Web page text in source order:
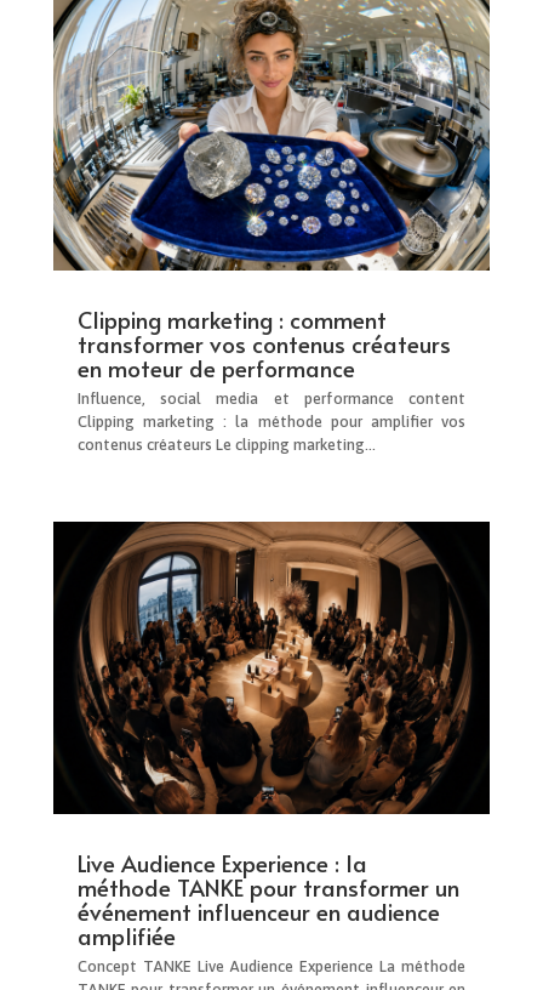
Clipping marketing : comment
transformer vos contenus créateurs
en moteur de performance
Influence, social media et performance content
Clipping marketing : la méthode pour amplifier vos
contenus créateurs Le clipping marketing...
Live Audience Experience : la
méthode TANKE pour transformer un
événement influenceur en audience
amplifiée
Concept TANKE Live Audience Experience La méthode